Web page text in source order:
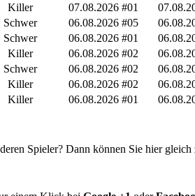
Killer 07.08.2026 #01
Schwer 06.08.2026 #05
Schwer 06.08.2026 #01
Killer 06.08.2026 #02
Schwer 06.08.2026 #02
Killer 06.08.2026 #02
Killer 06.08.2026 #01
Spieler? Dann können Sie hier